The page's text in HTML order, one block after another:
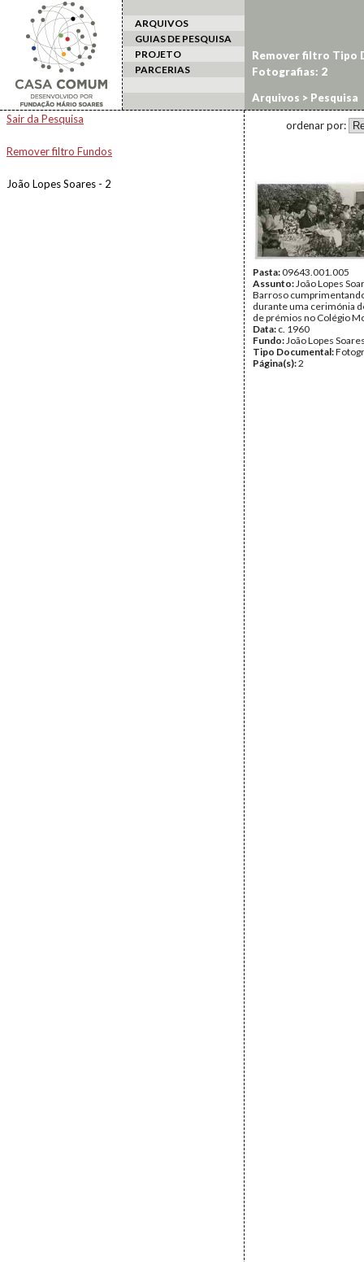
ARQUIVOS
GUIAS DE PESQUISA
PROJETO
PARCERIAS
Arquivos > Pesquisa
Sair da Pesquisa
Remover filtro Fundos
João Lopes Soares - 2
Remover filtro Tipo
Fotografias: 2
ordenar por:
Pasta:09643.001.005
Assunto:João Lopes
Barroso
durante uma cerimónia
de prémios no Colégio
Data: c. 1960
Fundo:João Lopes
Tipo Documental:
Página(s):2